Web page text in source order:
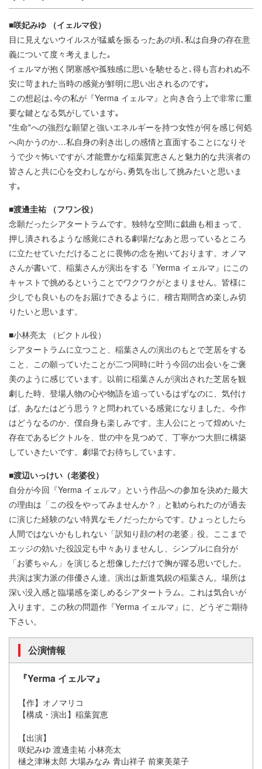
■咲妃みゆ （イェルマ役）
目に見えないウイルスが猛威を振るったあの頃､私は自身の存在意
義について度々考えました｡
イェルマが抱く閉塞感や孤独感に思いを馳せると､得も言われぬ不
安に苛まれた当時の感覚が鮮明に思い出されるのです｡
この想起は､今の私が『Yerma イェルマ』と向き合う上で非常に重
要な鍵となる気がしています｡
"生命"への強烈な願望と強いエネルギーを持つ女性が何を感じ何処
へ向かうのか…私自身の剥き出しの感情と直面することになりそ
うで少々怖いですが､才能豊かな稲葉賀恵さんと魅力的な共演者の
皆さんと共に心を交わしながら､勇気を出して挑みたいと思いま
す｡
■渡邊圭祐 （フワン役）
念願だったシアタートラムです。独特な空間に戯曲も相まって、
押し潰されるような感覚にされる劇場だなあと思っているところ
に立たせていただけることに畏怖の念を抱いております。オノマ
さんが書いて、稲葉さんが演出をする『Yerma イェルマ』にこの
キャストで挑めるということでワクワクがとまりません。皆様に
少しでも良いものをお届けできるように、稽古期間含め楽しみ切
りたいと思います。
■小林亮太 （ビクトル役）
シアタートラムに立つこと、稲葉さんの演出のもとで芝居をする
こと、この願っていたことが二つ同時に叶う今回の出会いをご褒
美のように感じています。以前に稲葉さんが演出された芝居を観
劇した時、登場人物の心や物語を追っているはずなのに、気付け
ば、あなたはどう思う？と問われている感覚になりました。今作
はどうなるのか、僕自身も楽しみです。主人公にとって煌めいた
存在であるビクトルを、世の中を見つめて、丁寧かつ大胆に構築
していきたいです。劇場でお待ちしています。
■渡辺いっけい（老婆役）
自分が今回『Yerma イェルマ』という作品への参加を決めた最大
の理由は「この役をやってみませんか？」と勧められたのが過去
に演じた経験のない特異なモノだったからです。ひょっとしたら
人間ではないかもしれない「訳知り顔の村の老婆」役。ここまで
エッジの効いた役設定も中々ありませんし、シンプルに自分が
「お婆ちゃん」を演じると想像しただけで胸が躍る思いでした。
共演は実力派の俳優さん達。演出は新進気鋭の稲葉さん。場所は
深い没入感と臨場感を楽しめるシアタートラム。これは気合いが
入ります。この秋の問題作『Yerma イェルマ』に、どうぞご期待
下さい。
公演情報
『Yerma イェルマ』
【作】オノマリコ
【構成・演出】稲葉賀恵
【出演】
咲妃みゆ 渡邊圭祐 小林亮太
樋之津琳太郎 大場みなみ 青山祥子 前東美菜子